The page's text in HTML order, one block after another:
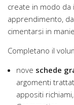
create in modo
apprendimento,
cimentarsi in
Completano il
nove schede
argomenti
appositi